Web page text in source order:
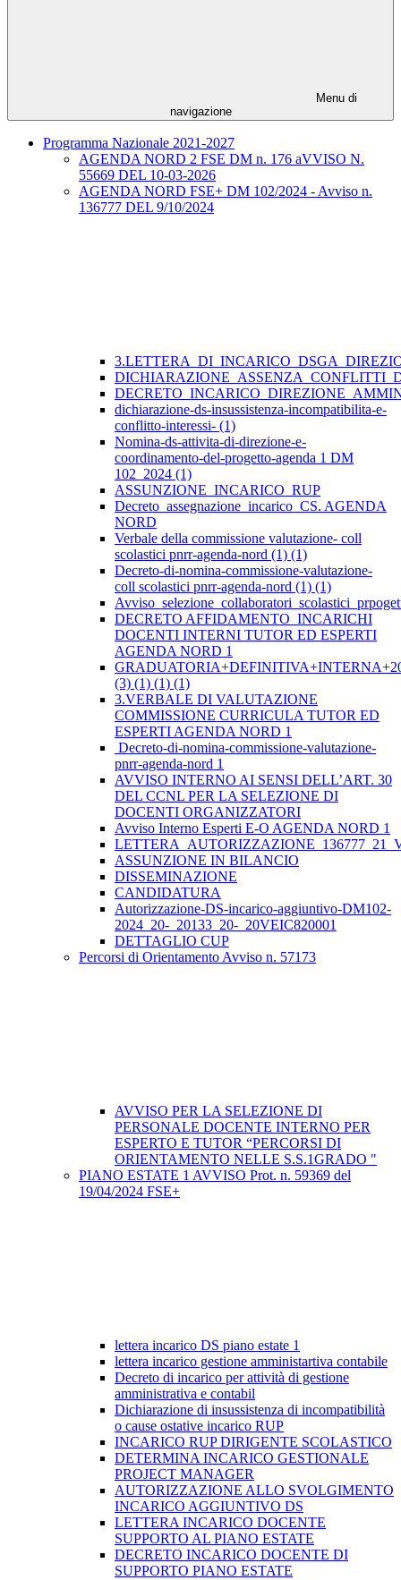
Menu di
navigazione
Programma Nazionale 2021-2027
AGENDA NORD 2 FSE DM n. 176 aVVISO N.
55669 DEL 10-03-2026
AGENDA NORD FSE+ DM 102/2024 - Avviso n.
136777 DEL 9/10/2024
dichiarazione-ds-insussistenza-incompatibilita-e-
conflitto-interessi- (1)
Nomina-ds-attivita-di-direzione-e-
coordinamento-del-progetto-agenda 1 DM
102_2024 (1)
ASSUNZIONE_INCARICO_RUP
Decreto_assegnazione_incarico_CS. AGENDA
NORD
Verbale della commissione valutazione- coll
scolastici pnrr-agenda-nord (1) (1)
Decreto-di-nomina-commissione-valutazione-
coll scolastici pnrr-agenda-nord (1) (1)
DECRETO AFFIDAMENTO INCARICHI
DOCENTI INTERNI TUTOR ED ESPERTI
AGENDA NORD 1
(3) (1) (1) (1)
3.VERBALE DI VALUTAZIONE
COMMISSIONE CURRICULA TUTOR ED
ESPERTI AGENDA NORD 1
Decreto-di-nomina-commissione-valutazione-
pnrr-agenda-nord 1
AVVISO INTERNO AI SENSI DELL’ART. 30
DEL CCNL PER LA SELEZIONE DI
DOCENTI ORGANIZZATORI
Avviso Interno Esperti E-O AGENDA NORD 1
ASSUNZIONE IN BILANCIO
DISSEMINAZIONE
CANDIDATURA
Autorizzazione-DS-incarico-aggiuntivo-DM102-
2024_20-_20133_20-_20VEIC820001
DETTAGLIO CUP
Percorsi di Orientamento Avviso n. 57173
AVVISO PER LA SELEZIONE DI
PERSONALE DOCENTE INTERNO PER
ESPERTO E TUTOR “PERCORSI DI
ORIENTAMENTO NELLE S.S.1GRADO "
PIANO ESTATE 1 AVVISO Prot. n. 59369 del
19/04/2024 FSE+
lettera incarico DS piano estate 1
lettera incarico gestione amministartiva contabile
Decreto di incarico per attività di gestione
amministrativa e contabil
Dichiarazione di insussistenza di incompatibilità
o cause ostative incarico RUP
INCARICO RUP DIRIGENTE SCOLASTICO
DETERMINA INCARICO GESTIONALE
PROJECT MANAGER
AUTORIZZAZIONE ALLO SVOLGIMENTO
INCARICO AGGIUNTIVO DS
LETTERA INCARICO DOCENTE
SUPPORTO AL PIANO ESTATE
DECRETO INCARICO DOCENTE DI
SUPPORTO PIANO ESTATE